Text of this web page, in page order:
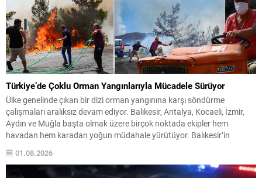
Türkiye’de Çoklu Orman Yangınlarıyla Mücadele Sürüyor
Ülke genelinde çıkan bir dizi orman yangınına karşı söndürme
çalışmaları aralıksız devam ediyor. Balıkesir, Antalya, Kocaeli, İzmir,
Aydın ve Muğla başta olmak üzere birçok noktada ekipler hem
havadan hem karadan yoğun müdahale yürütüyor. Balıkesir’in
22 saat içinde büyük ölçüde kontrol altına alınsa...
01.08.2026